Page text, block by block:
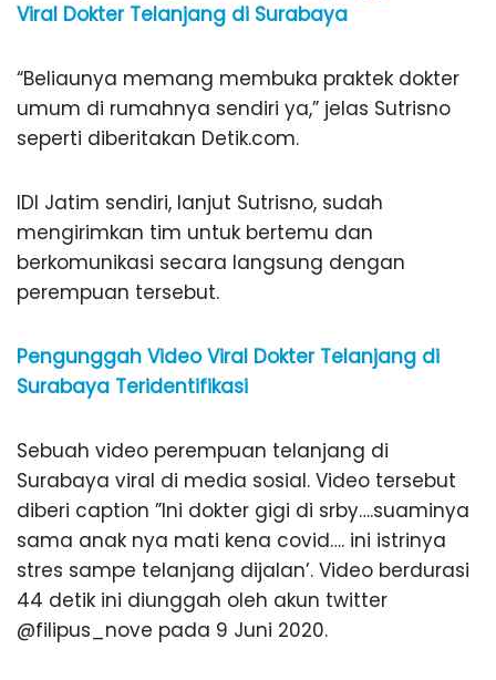
Viral Dokter Telanjang di Surabaya
“Beliaunya memang membuka praktek dokter
umum di rumahnya sendiri ya,” jelas Sutrisno
seperti diberitakan Detik.com.
IDI Jatim sendiri, lanjut Sutrisno, sudah
mengirimkan tim untuk bertemu dan
berkomunikasi secara langsung dengan
perempuan tersebut.
Pengunggah Video Viral Dokter Telanjang di
Surabaya Teridentifikasi
Sebuah video perempuan telanjang di
Surabaya viral di media sosial. Video tersebut
diberi caption ”Ini dokter gigi di srby….suaminya
sama anak nya mati kena covid…. ini istrinya
stres sampe telanjang dijalan’. Video berdurasi
44 detik ini diunggah oleh akun twitter
@filipus_nove pada 9 Juni 2020.